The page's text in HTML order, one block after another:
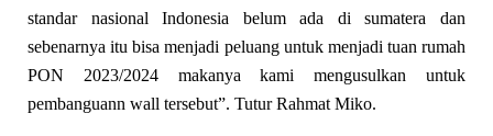
standar nasional Indonesia belum ada di sumatera dan
sebenarnya itu bisa menjadi peluang untuk menjadi tuan rumah
PON 2023/2024 makanya kami mengusulkan untuk
pembanguann wall tersebut”. Tutur Rahmat Miko.